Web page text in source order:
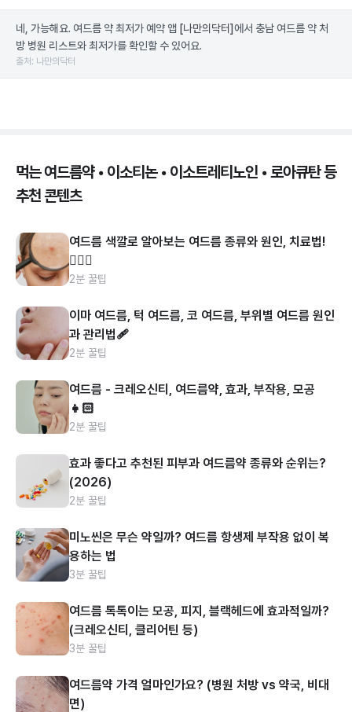
네, 가능해요. 여드름 약 최저가 예약 앱 [나만의닥터] 에서 충남 여드름 약 처
방 병원 리스트와 최저가를 확인할 수 있어요.
출처: 나만의닥터
먹는 여드름약 • 이소티논 • 이소트레티노인 • 로아큐탄 등
추천 콘텐츠
여드름 색깔로 알아보는 여드름 종류와 원인, 치료법!
👩🏻‍⚕️
2분 꿀팁
이마 여드름, 턱 여드름, 코 여드름, 부위별 여드름 원인
과 관리법🩹
2분 꿀팁
여드름 - 크레오신티, 여드름약, 효과, 부작용, 모공
👧🏻
2분 꿀팁
효과 좋다고 추천된 피부과 여드름약 종류와 순위는?
(2026)
2분 꿀팁
미노씬은 무슨 약일까? 여드름 항생제 부작용 없이 복
용하는 법
3분 꿀팁
여드름 톡톡이는 모공, 피지, 블랙헤드에 효과적일까?
(크레오신티, 클리어틴 등)
3분 꿀팁
여드름약 가격 얼마인가요? (병원 처방 vs 약국, 비대
면)